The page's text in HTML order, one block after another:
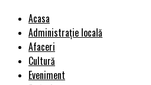
Acasa
Administrație locală
Afaceri
Cultură
Eveniment